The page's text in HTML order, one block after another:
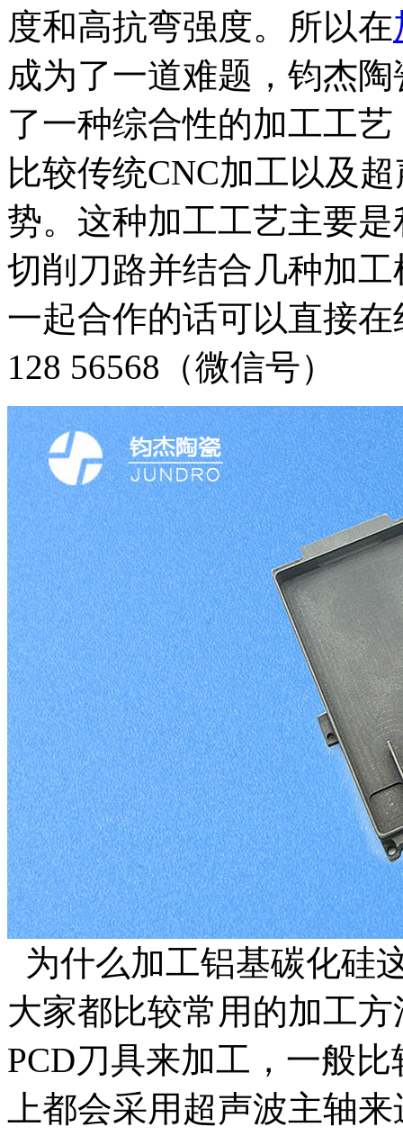
度和高抗弯强度。所以在
成为了一道难题，钧杰
了一种综合性的加工工
比较传统CNC加工以及
势。这种加工工艺主要
切削刀路并结合几种加
一起合作的话可以直接
128 56568（微信号）
为什么加工铝基碳化硅
大家都比较常用的加工
PCD刀具来加工，一般
上都会采用超声波主轴